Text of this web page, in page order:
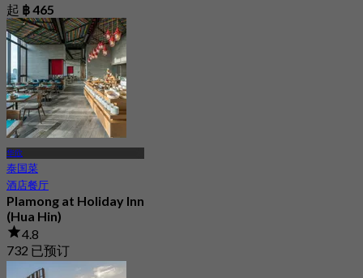
起 ฿ 465
华欣
泰国菜
酒店餐厅
Plamong at Holiday Inn
(Hua Hin)
4.8
732 已预订
฿ 630